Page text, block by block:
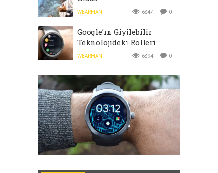
WEARMAN 6847 0
Google’ın Giyilebilir
Teknolojideki Rolleri
WEARMAN 6894 0